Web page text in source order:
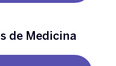
de Medicina